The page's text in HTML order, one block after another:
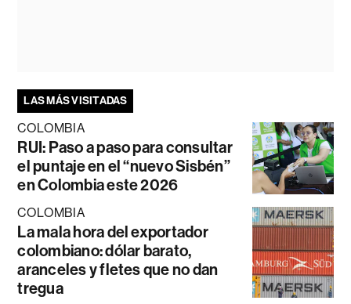
LAS MÁS VISITADAS
COLOMBIA
RUI: Paso a paso para consultar
el puntaje en el “nuevo Sisbén”
en Colombia este 2026
COLOMBIA
La mala hora del exportador
colombiano: dólar barato,
aranceles y fletes que no dan
tregua